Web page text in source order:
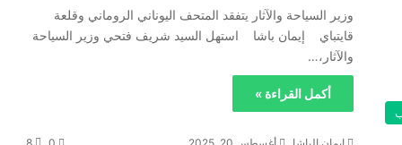
وزير السياحة والآثار يتفقد المتحف اليوناني الروماني وقلعة
قايتباي إيمان باشا استهل السيد شريف فتحي وزير السياحة
والآثار،…
أكمل القراءة »